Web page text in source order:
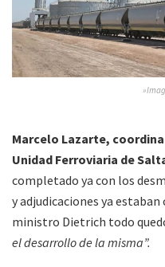
Marcelo Lazarte,
Unidad Ferroviaria de
completado ya con los
y adjudicaciones ya
ministro Dietrich todo
el desarrollo de la misma”.